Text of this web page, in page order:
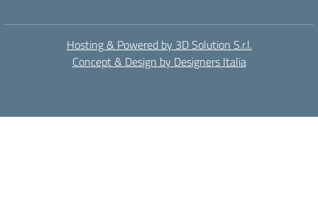
Hosting & Powered by 3D Solution S.r.l.
Concept & Design by Designers Italia